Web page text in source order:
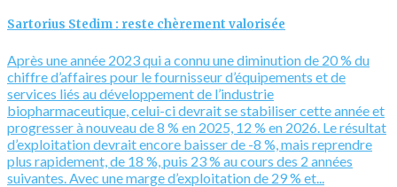
Sartorius Stedim : reste chèrement valorisée
Après une année 2023 qui a connu une diminution de 20 % du
chiffre d’affaires pour le fournisseur d’équipements et de
services liés au développement de l’industrie
biopharmaceutique, celui-ci devrait se stabiliser cette année et
progresser à nouveau de 8 % en 2025, 12 % en 2026. Le résultat
d’exploitation devrait encore baisser de -8 %, mais reprendre
plus rapidement, de 18 %, puis 23 % au cours des 2 années
suivantes. Avec une marge d’exploitation de 29 % et...